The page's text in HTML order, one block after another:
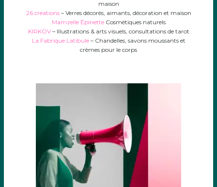
maison
26 creations– Verres décorés, aimants, décoration et maison
Mamzelle ÉpinetteCosmétiques naturels
KIRKOV– Illustrations & arts visuels, consultations de tarot
La Fabrique Latibule– Chandelles, savons moussants et
crèmes pour le corps